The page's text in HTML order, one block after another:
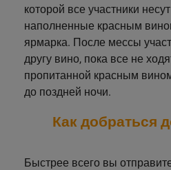
которой все участники
наполненные красным
ярмарка. После мессы
другу вино, пока все не
пропитанной красным
до поздней ночи.
Как добраться
Быстрее всего вы